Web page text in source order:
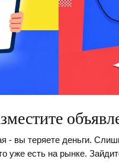
- вы теряете деньги.
уже есть на рынке.